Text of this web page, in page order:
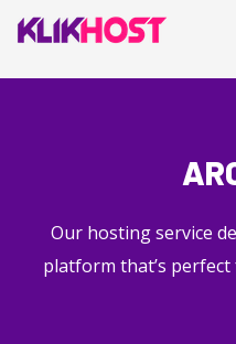
Our hosting service
platform that’s